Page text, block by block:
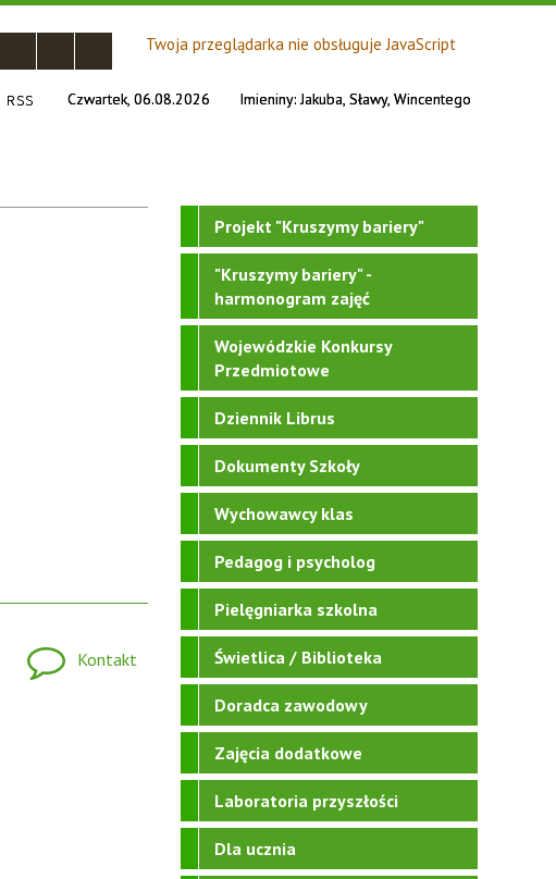
Twoja przeglądarka nie obsługuje JavaScript
RSS Czwartek, 06.08.2026 Imieniny: Jakuba, Sławy, Wincentego
Kontakt
Projekt "Kruszymy bariery"
"Kruszymy bariery" -
harmonogram zajęć
Wojewódzkie Konkursy
Przedmiotowe
Dziennik Librus
Dokumenty Szkoły
Wychowawcy klas
Pedagog i psycholog
Pielęgniarka szkolna
Świetlica / Biblioteka
Doradca zawodowy
Zajęcia dodatkowe
Laboratoria przyszłości
Dla ucznia